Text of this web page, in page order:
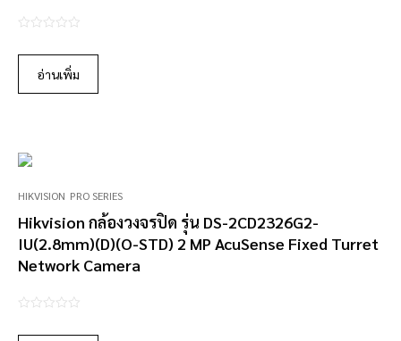
5
อ่านเพิ่ม
HIKVISION PRO SERIES
Hikvision กล้องวงจรปิด รุ่น DS-2CD2326G2-
IU(2.8mm)(D)(O-STD) 2 MP AcuSense Fixed Turret
Network Camera